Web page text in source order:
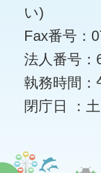
い)
Fax番号：
法人番号：
執務時間：
閉庁日 ：